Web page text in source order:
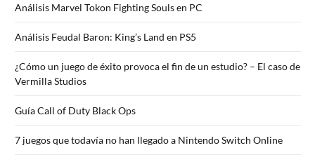
Análisis Marvel Tokon Fighting Souls en PC
Análisis Feudal Baron: King’s Land en PS5
¿Cómo un juego de éxito provoca el fin de un estudio? – El caso de
Vermilla Studios
Guía Call of Duty Black Ops
7 juegos que todavía no han llegado a Nintendo Switch Online